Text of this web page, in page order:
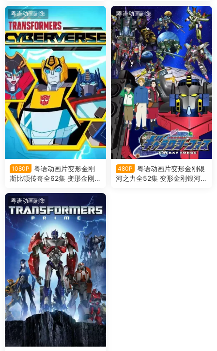
粤语动画剧集
1080P
粤语动画片变形金刚
斯比顿传奇全62集 变形金刚塞
粤语动画剧集
480P
粤语动画片变形金刚银
河之力全52集 变形金刚银河战
粤语动画剧集